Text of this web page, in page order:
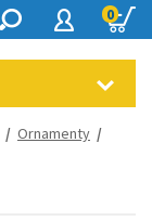
0
/ Ornamenty /